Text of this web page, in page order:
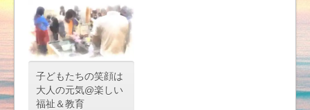
子どもたちの笑顔は
大人の元気@楽しい
福祉＆教育